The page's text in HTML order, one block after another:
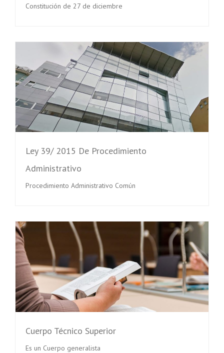
Constitución de 27 de diciembre
Ley 39/ 2015 De Procedimiento
Administrativo
Procedimiento Administrativo Común
Cuerpo Técnico Superior
Es un Cuerpo generalista